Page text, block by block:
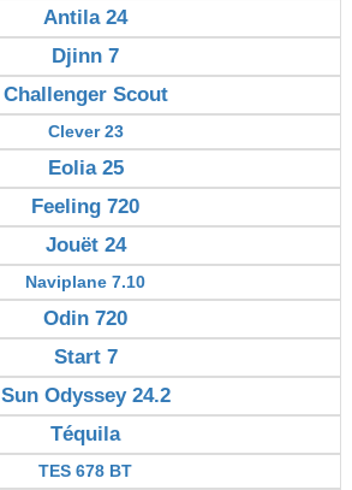
Antila 24
Djinn 7
Challenger Scout
Clever 23
Eolia 25
Feeling 720
Jouët 24
Naviplane 7.10
Odin 720
Start 7
Sun Odyssey 24.2
Téquila
TES 678 BT